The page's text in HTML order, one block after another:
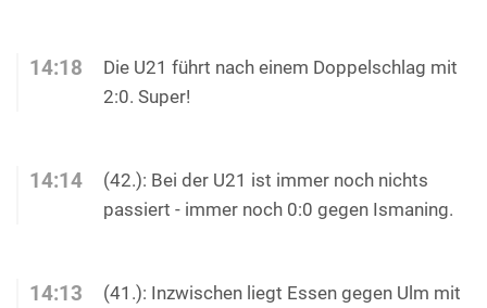
14:18
Die U21 führt nach einem Doppelschlag mit
2:0. Super!
14:14
(42.): Bei der U21 ist immer noch nichts
passiert - immer noch 0:0 gegen Ismaning.
14:13
(41.): Inzwischen liegt Essen gegen Ulm mit